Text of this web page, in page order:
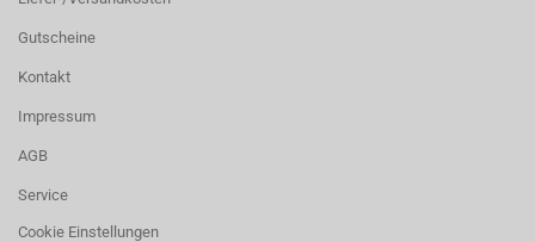
Gutscheine
Kontakt
Impressum
AGB
Service
Cookie Einstellungen